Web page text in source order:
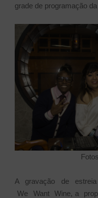
grade de programação da
A gravação de estreia
We Want Wine, a